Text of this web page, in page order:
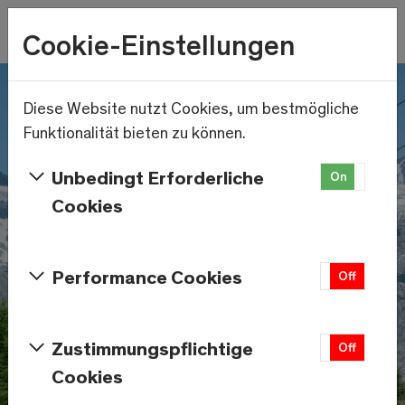
Skip to main content
19.8°C
Wetter
Cookie-Einstellungen
Diese Website nutzt Cookies, um bestmögliche
Funktionalität bieten zu können.
Unbedingt Erforderliche
Cookies
On Off
Performance Cookies Off
Zustimmungspflichtige
Cookies
Off